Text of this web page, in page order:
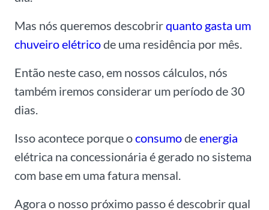
Mas nós queremos descobrirquanto gasta um
chuveiro elétricode uma residência por mês.
Então neste caso, em nossos cálculos, nós
também iremos considerar um período de 30
dias.
Isso acontece porque oconsumodeenergia
elétrica na concessionária é gerado no sistema
com base em uma fatura mensal.
Agora o nosso próximo passo é descobrir qual